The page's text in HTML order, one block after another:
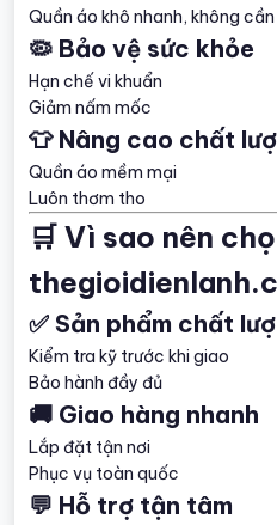
Quần áo khô nhanh, không cần
🦠 Bảo vệ sức khỏe
Hạn chế vi khuẩn
Giảm nấm mốc
👕 Nâng cao chất
Quần áo mềm mại
Luôn thơm tho
🛒 Vì sao nên
✅ Sản phẩm chất
Kiểm tra kỹ trước khi giao
Bảo hành đầy đủ
🚚 Giao hàng nhanh
Lắp đặt tận nơi
Phục vụ toàn quốc
💬 Hỗ trợ tận tâm